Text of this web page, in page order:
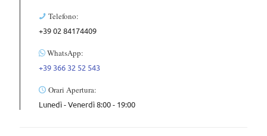
Telefono:
+39 02 84174409
WhatsApp:
+39 366 32 52 543
Orari Apertura:
Lunedì - Venerdì 8:00 - 19:00